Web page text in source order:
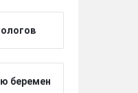
беремен